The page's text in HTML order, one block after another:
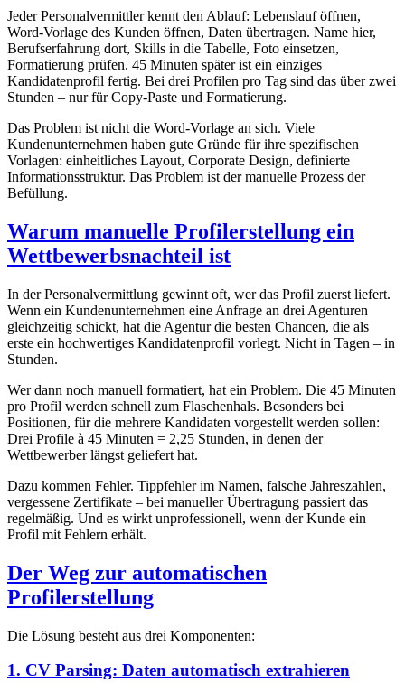
Jeder Personalvermittler kennt den Ablauf: Lebenslauf öffnen,
Word-Vorlage des Kunden öffnen, Daten übertragen. Name hier,
Berufserfahrung dort, Skills in die Tabelle, Foto einsetzen,
Formatierung prüfen. 45 Minuten später ist ein einziges
Kandidatenprofil fertig. Bei drei Profilen pro Tag sind das über zwei
Stunden – nur für Copy-Paste und Formatierung.
Das Problem ist nicht die Word-Vorlage an sich. Viele
Kundenunternehmen haben gute Gründe für ihre spezifischen
Vorlagen: einheitliches Layout, Corporate Design, definierte
Informationsstruktur. Das Problem ist der manuelle Prozess der
Befüllung.
Warum manuelle Profilerstellung ein
Wettbewerbsnachteil ist
In der Personalvermittlung gewinnt oft, wer das Profil zuerst liefert.
Wenn ein Kundenunternehmen eine Anfrage an drei Agenturen
gleichzeitig schickt, hat die Agentur die besten Chancen, die als
erste ein hochwertiges Kandidatenprofil vorlegt. Nicht in Tagen – in
Stunden.
Wer dann noch manuell formatiert, hat ein Problem. Die 45 Minuten
pro Profil werden schnell zum Flaschenhals. Besonders bei
Positionen, für die mehrere Kandidaten vorgestellt werden sollen:
Drei Profile à 45 Minuten = 2,25 Stunden, in denen der
Wettbewerber längst geliefert hat.
Dazu kommen Fehler. Tippfehler im Namen, falsche Jahreszahlen,
vergessene Zertifikate – bei manueller Übertragung passiert das
regelmäßig. Und es wirkt unprofessionell, wenn der Kunde ein
Profil mit Fehlern erhält.
Der Weg zur automatischen
Profilerstellung
Die Lösung besteht aus drei Komponenten:
1. CV Parsing: Daten automatisch extrahieren